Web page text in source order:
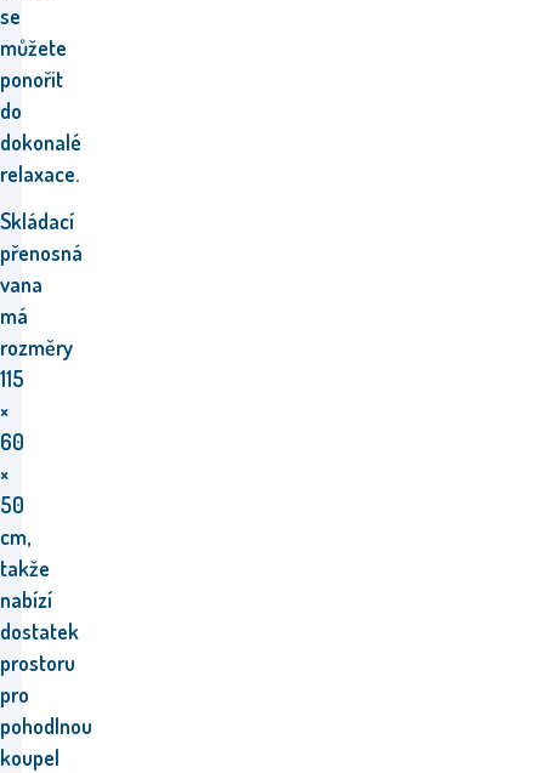
se
můžete
ponořit
do
dokonalé
relaxace.
Skládací
přenosná
vana
má
rozměry
115
×
60
×
50
cm,
takže
nabízí
dostatek
prostoru
pro
pohodlnou
koupel